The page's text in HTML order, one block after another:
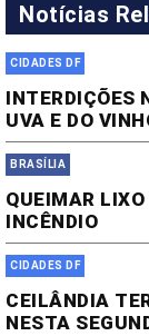
Notícias
CIDADES DF
INTERDIÇÕES
UVA E DO
BRASÍLIA
QUEIMAR
INCÊNDIO
CIDADES DF
CEILÂNDIA
NESTA